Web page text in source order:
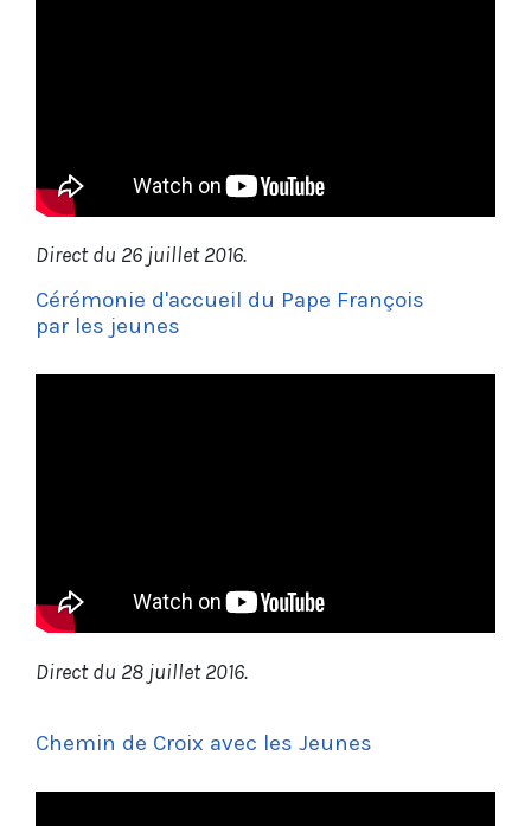
Direct du 26 juillet 2016.
Cérémonie d'accueil du Pape François
par les jeunes
Direct du 28 juillet 2016.
Chemin de Croix avec les Jeunes